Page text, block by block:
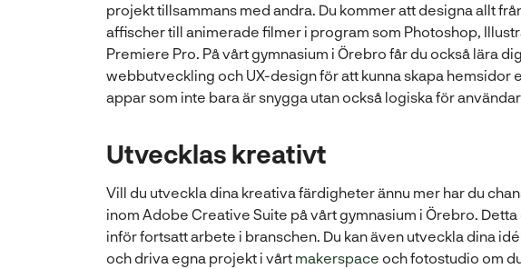
projekt tillsammans med andra. Du kommer att designa allt
affischer till animerade filmer i program som Photoshop,
Premiere Pro. På vårt gymnasium i Örebro får du också lära
webbutveckling och UX-design för att kunna skapa hemsidor
appar som inte bara är snygga utan också logiska för
Utvecklas kreativt
Vill du utveckla dina kreativa färdigheter ännu mer har du
inom Adobe Creative Suite på vårt gymnasium i Örebro.
inför fortsatt arbete i branschen. Du kan även utveckla dina
och driva egna projekt i vårt makerspace och fotostudio om